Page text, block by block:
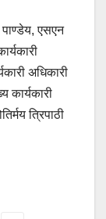
एसएन
अधिकारी
कार्यकारी
त्रिपाठी